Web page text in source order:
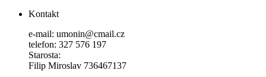
Kontakt
e-mail: umonin@cmail.cz
telefon: 327 576 197
Starosta:
Filip Miroslav 736467137